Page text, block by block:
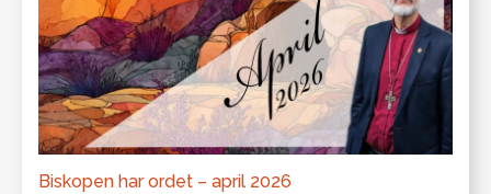
Biskopen har ordet – april 2026